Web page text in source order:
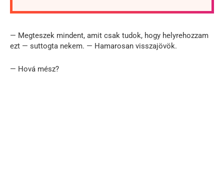
— Megteszek mindent, amit csak tudok, hogy helyrehozzam
ezt — suttogta nekem. — Hamarosan visszajövök.
— Hová mész?